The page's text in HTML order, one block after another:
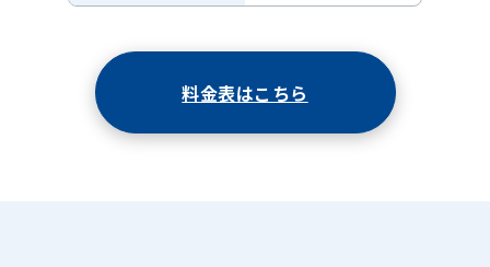
料金表はこちら